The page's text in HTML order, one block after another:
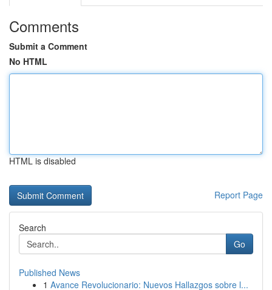
Comments
Submit a Comment
No HTML
HTML is disabled
Report Page
Search
Go
Published News
1 Avance Revolucionario: Nuevos Hallazgos sobre l...